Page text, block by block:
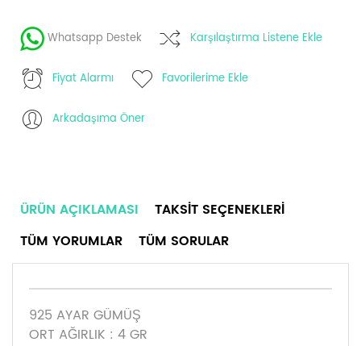
Whatsapp Destek Karşılaştırma Listene Ekle
Fiyat Alarmı Favorilerime Ekle
Arkadaşıma Öner
ÜRÜN AÇIKLAMASI
TAKSIT SEÇENEKLERI
TÜM YORUMLAR
TÜM SORULAR
925 AYAR GÜMÜŞ
ORT AĞIRLIK : 4 GR